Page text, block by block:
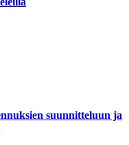
suunnitteluun ja